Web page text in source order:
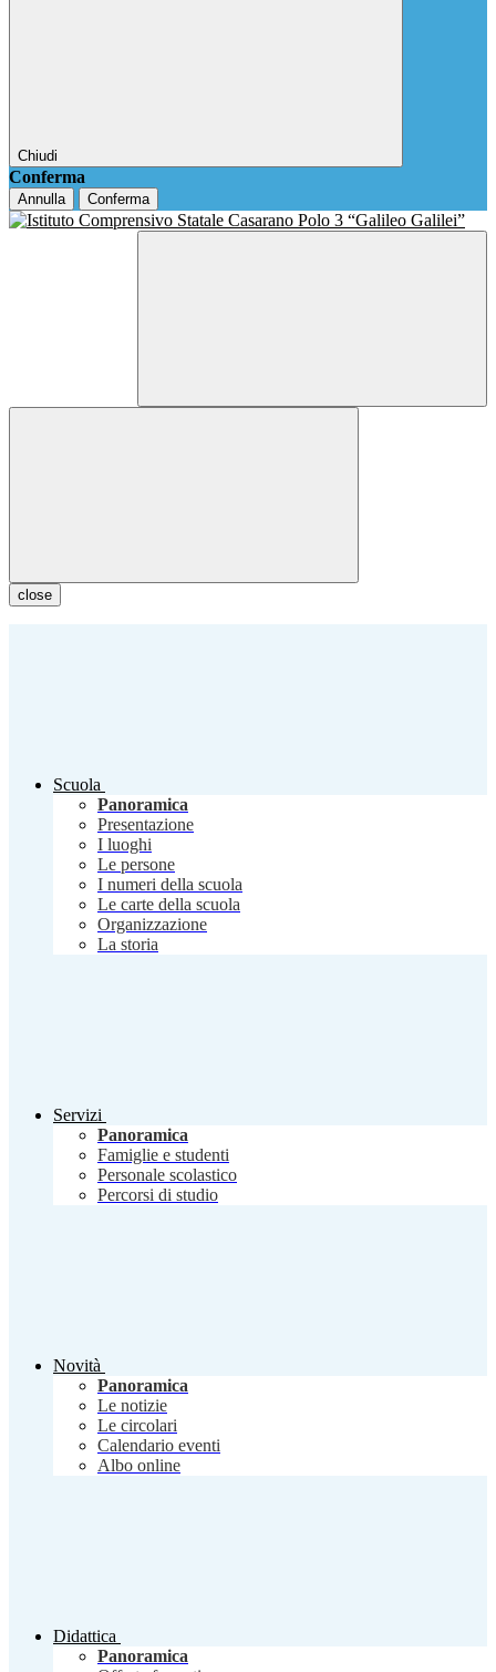
Chiudi
Conferma
Annulla Conferma
close
Scuola
Panoramica
Presentazione
I luoghi
Le persone
I numeri della scuola
Le carte della scuola
Organizzazione
La storia
Servizi
Panoramica
Famiglie e studenti
Personale scolastico
Percorsi di studio
Novità
Panoramica
Le notizie
Le circolari
Calendario eventi
Albo online
Didattica
Panoramica